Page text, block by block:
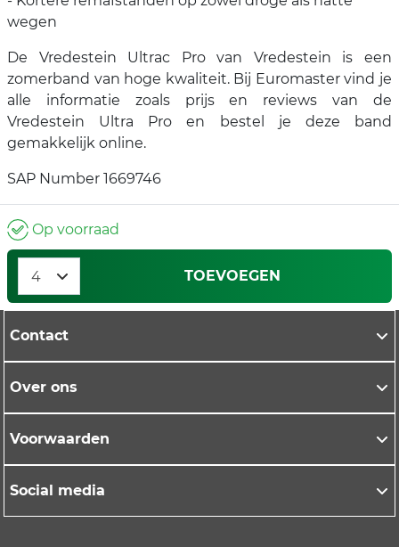
wegen
De Vredestein Ultrac Pro van Vredestein is een
zomerband van hoge kwaliteit. Bij Euromaster vind je
alle informatie zoals prijs en reviews van de
Vredestein Ultra Pro en bestel je deze band
gemakkelijk online.
SAP Number 1669746
Op voorraad
TOEVOEGEN
Contact
Over ons
Voorwaarden
Social media